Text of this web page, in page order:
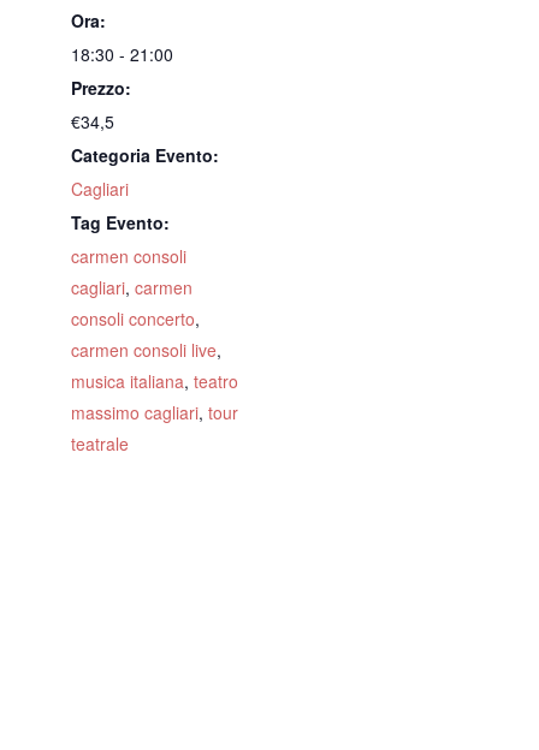
Ora:
18:30 - 21:00
Prezzo:
€34,5
Categoria Evento:
Cagliari
Tag Evento:
carmen consoli
cagliari, carmen
consoli concerto,
carmen consoli live,
musica italiana, teatro
massimo cagliari, tour
teatrale